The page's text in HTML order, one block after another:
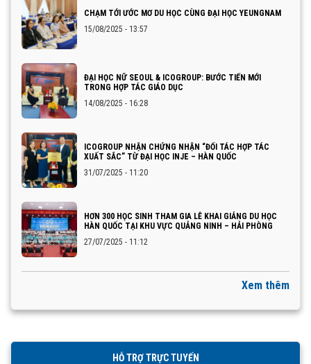
CHẠM TỚI ƯỚC MƠ DU HỌC CÙNG ĐẠI HỌC YEUNGNAM
15/08/2025 - 13:57
ĐẠI HỌC NỮ SEOUL & ICOGROUP: BƯỚC TIẾN MỚI
TRONG HỢP TÁC GIÁO DỤC
14/08/2025 - 16:28
ICOGROUP NHẬN CHỨNG NHẬN “ĐỐI TÁC HỢP TÁC
XUẤT SẮC” TỪ ĐẠI HỌC INJE – HÀN QUỐC
31/07/2025 - 11:20
HƠN 300 HỌC SINH THAM GIA LỄ KHAI GIẢNG DU HỌC
HÀN QUỐC TẠI KHU VỰC QUẢNG NINH – HẢI PHÒNG
27/07/2025 - 11:12
Xem thêm
HỖ TRỢ TRỰC TUYẾN